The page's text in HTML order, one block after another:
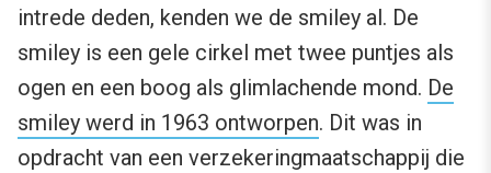
intrede deden, kenden we de smiley al. De
smiley is een gele cirkel met twee puntjes als
ogen en een boog als glimlachende mond. De
smiley werd in 1963 ontworpen. Dit was in
opdracht van een verzekeringmaatschappij die